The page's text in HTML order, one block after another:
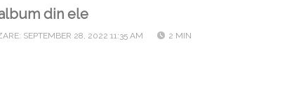
din ele
SEPTEMBER 28, 2022 11:35 AM 2 MIN